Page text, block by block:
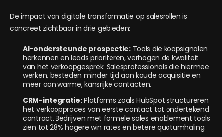
De impact van digitale transformatie op salesrollen is
concreet zichtbaar in drie gebieden:
AI-ondersteunde prospectie:Tools die koopsignalen
herkennen en leads prioriteren, verhogen de kwaliteit
van het verkoopgesprek. Salesprofessionals die hiermee
werken, besteden minder tijd aan koude acquisitie en
meer aan warme, kansrijke contacten.
CRM-integratie:Platforms zoals HubSpot structureren
het verkoopproces van eerste contact tot ondertekend
contract. Bedrijven met formele sales enablement tools
zien tot 28% hogere win rates en betere quotumhaling.